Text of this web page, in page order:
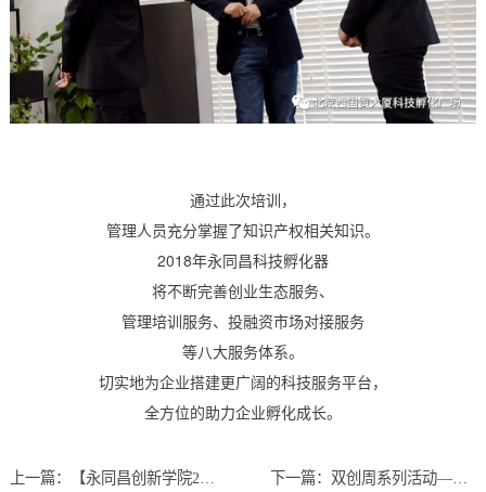
通过此次培训，
管理人员充分掌握了知识产权相关知识。
2018年永同昌科技孵化器
将不断完善创业生态服务、
管理培训服务、投融资市场对接服务
等八大服务体系。
切实地为企业搭建更广阔的科技服务平台，
全方位的助力企业孵化成长。
上一篇： 下一篇： 双创周系列活动——《企业诚信评价政策宣讲会》成功举办